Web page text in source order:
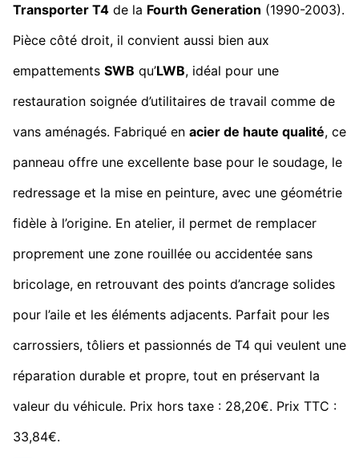
Transporter T4 de la Fourth Generation (1990-2003).
Pièce côté droit, il convient aussi bien aux
empattements SWB qu’LWB, idéal pour une
restauration soignée d’utilitaires de travail comme de
vans aménagés. Fabriqué en acier de haute qualité, ce
panneau offre une excellente base pour le soudage, le
redressage et la mise en peinture, avec une géométrie
fidèle à l’origine. En atelier, il permet de remplacer
proprement une zone rouillée ou accidentée sans
bricolage, en retrouvant des points d’ancrage solides
pour l’aile et les éléments adjacents. Parfait pour les
carrossiers, tôliers et passionnés de T4 qui veulent une
réparation durable et propre, tout en préservant la
valeur du véhicule. Prix hors taxe : 28,20€. Prix TTC :
33,84€.